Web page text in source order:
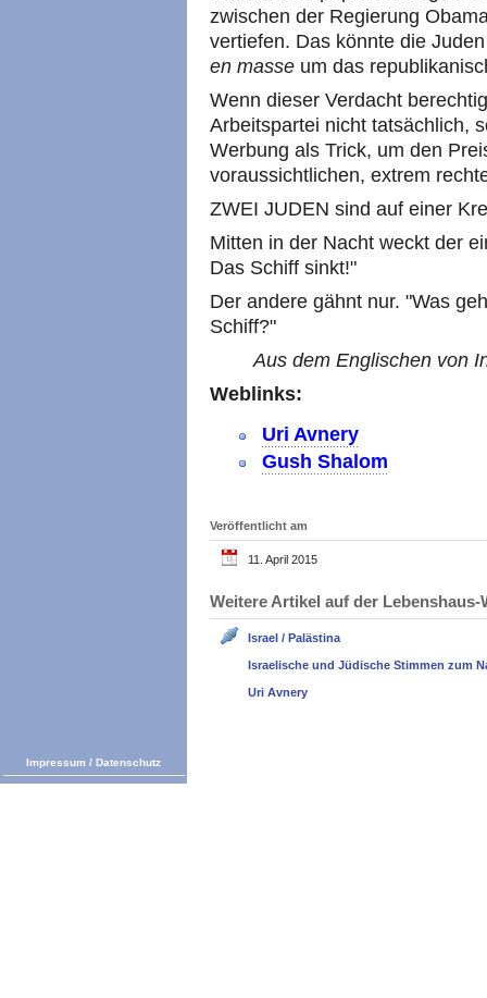
zwischen der Regierung
vertiefen. Das könnte die
en masse um das
Wenn dieser Verdacht
Arbeitspartei nicht tatsächlich,
Werbung als Trick, um den
voraussichtlichen, extrem
ZWEI JUDEN sind auf einer
Mitten in der Nacht weckt der
Das Schiff sinkt!"
Der andere gähnt nur. "Was
Schiff?"
Aus dem Englischen von
Weblinks:
Uri Avnery
Gush Shalom
Veröffentlicht am
11. April 2015
Weitere Artikel auf der
Israel / Palästina
Israelische und Jüdische Stimmen zum
Uri Avnery
Impressum / Datenschutz